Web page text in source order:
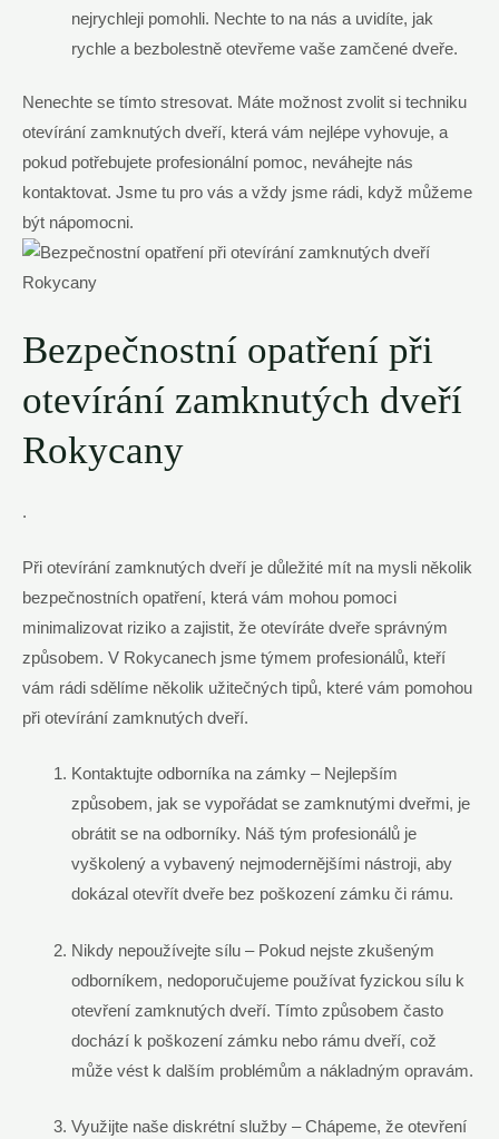
nejrychleji pomohli. Nechte to na nás a uvidíte, jak
rychle a bezbolestně otevřeme vaše zamčené dveře.
Nenechte se tímto stresovat. Máte možnost zvolit si techniku
otevírání zamknutých dveří, která vám nejlépe vyhovuje, a
pokud potřebujete profesionální pomoc, neváhejte nás
kontaktovat. Jsme tu pro vás a vždy jsme rádi, když můžeme
být nápomocni.
Bezpečnostní opatření při
otevírání zamknutých dveří
Rokycany
.
Při otevírání zamknutých dveří je důležité mít na mysli několik
bezpečnostních opatření, která vám mohou pomoci
minimalizovat riziko a zajistit, že otevíráte dveře správným
způsobem. V Rokycanech jsme týmem profesionálů, kteří
vám rádi sdělíme několik užitečných tipů, které vám pomohou
při otevírání zamknutých dveří.
Kontaktujte odborníka na zámky – Nejlepším
způsobem, jak se vypořádat se zamknutými dveřmi, je
obrátit se na odborníky. Náš tým profesionálů je
vyškolený a vybavený nejmodernějšími nástroji, aby
dokázal otevřít dveře bez poškození zámku či rámu.
Nikdy nepoužívejte sílu – Pokud nejste zkušeným
odborníkem, nedoporučujeme používat fyzickou sílu k
otevření zamknutých dveří. Tímto způsobem často
dochází k poškození zámku nebo rámu dveří, což
může vést k dalším problémům a nákladným opravám.
Využijte naše diskrétní služby – Chápeme, že otevření